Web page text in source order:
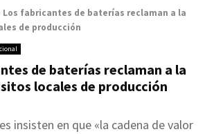
Los fabricantes de baterías reclaman a la
de producción
de baterías reclaman a la
locales de producción
insisten en que «la cadena de valor